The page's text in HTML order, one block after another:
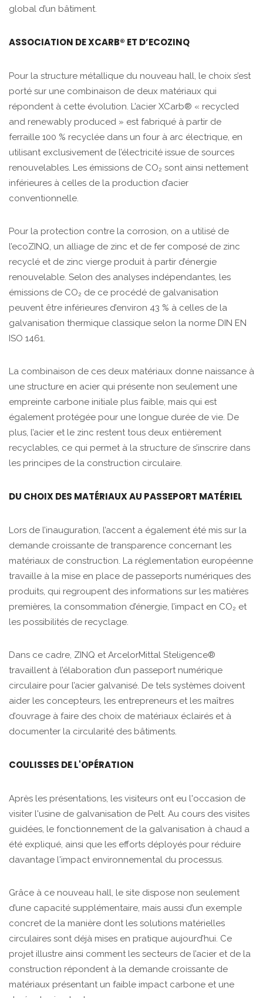
global d’un bâtiment.
ASSOCIATION DE XCARB® ET D’ECOZINQ
Pour la structure métallique du nouveau hall, le choix s’est
porté sur une combinaison de deux matériaux qui
répondent à cette évolution. L’acier XCarb® « recycled
and renewably produced » est fabriqué à partir de
ferraille 100 % recyclée dans un four à arc électrique, en
utilisant exclusivement de l’électricité issue de sources
renouvelables. Les émissions de CO₂ sont ainsi nettement
inférieures à celles de la production d’acier
conventionnelle.
Pour la protection contre la corrosion, on a utilisé de
l’ecoZINQ, un alliage de zinc et de fer composé de zinc
recyclé et de zinc vierge produit à partir d’énergie
renouvelable. Selon des analyses indépendantes, les
émissions de CO₂ de ce procédé de galvanisation
peuvent être inférieures d’environ 43 % à celles de la
galvanisation thermique classique selon la norme DIN EN
ISO 1461.
La combinaison de ces deux matériaux donne naissance à
une structure en acier qui présente non seulement une
empreinte carbone initiale plus faible, mais qui est
également protégée pour une longue durée de vie. De
plus, l’acier et le zinc restent tous deux entièrement
recyclables, ce qui permet à la structure de s’inscrire dans
les principes de la construction circulaire.
DU CHOIX DES MATÉRIAUX AU PASSEPORT MATÉRIEL
Lors de l’inauguration, l’accent a également été mis sur la
demande croissante de transparence concernant les
matériaux de construction. La réglementation européenne
travaille à la mise en place de passeports numériques des
produits, qui regroupent des informations sur les matières
premières, la consommation d’énergie, l’impact en CO₂ et
les possibilités de recyclage.
Dans ce cadre, ZINQ et ArcelorMittal Steligence®
travaillent à l’élaboration d’un passeport numérique
circulaire pour l’acier galvanisé. De tels systèmes doivent
aider les concepteurs, les entrepreneurs et les maîtres
d’ouvrage à faire des choix de matériaux éclairés et à
documenter la circularité des bâtiments.
COULISSES DE L'OPÉRATION
Après les présentations, les visiteurs ont eu l'occasion de
visiter l'usine de galvanisation de Pelt. Au cours des visites
guidées, le fonctionnement de la galvanisation à chaud a
été expliqué, ainsi que les efforts déployés pour réduire
davantage l'impact environnemental du processus.
Grâce à ce nouveau hall, le site dispose non seulement
d’une capacité supplémentaire, mais aussi d’un exemple
concret de la manière dont les solutions matérielles
circulaires sont déjà mises en pratique aujourd’hui. Ce
projet illustre ainsi comment les secteurs de l’acier et de la
construction répondent à la demande croissante de
matériaux présentant un faible impact carbone et une